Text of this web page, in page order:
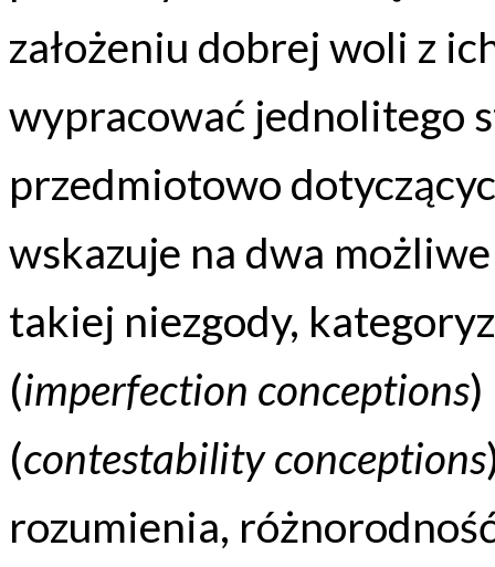
założeniu dobrej woli z
wypracować jednolitego
przedmiotowo
wskazuje na dwa
takiej niezgody,
(imperfection conceptions)
(contestability conceptions
rozumienia,